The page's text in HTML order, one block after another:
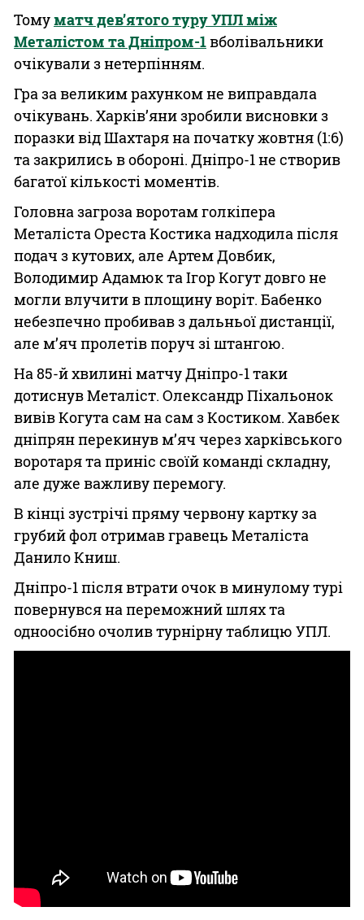
Томуматч дев’ятого туру УПЛ між
Металістом та Дніпром-1вболівальники
очікували з нетерпінням.
Гра за великим рахунком не виправдала
очікувань. Харків’яни зробили висновки з
поразки від Шахтаря на початку жовтня (1:6)
та закрились в обороні. Дніпро-1 не створив
багатої кількості моментів.
Головна загроза воротам голкіпера
Металіста Ореста Костика надходила після
подач з кутових, але Артем Довбик,
Володимир Адамюк та Ігор Когут довго не
могли влучити в площину воріт. Бабенко
небезпечно пробивав з дальньої дистанції,
але м’яч пролетів поруч зі штангою.
На 85-й хвилині матчу Дніпро-1 таки
дотиснув Металіст. Олександр Піхальонок
вивів Когута сам на сам з Костиком. Хавбек
дніпрян перекинув м’яч через харківського
воротаря та приніс своїй команді складну,
але дуже важливу перемогу.
В кінці зустрічі пряму червону картку за
грубий фол отримав гравець Металіста
Данило Книш.
Дніпро-1 після втрати очок в минулому турі
повернувся на переможний шлях та
одноосібно очолив турнірну таблицю УПЛ.